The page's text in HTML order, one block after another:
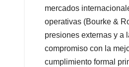
mercados
operativas (Bourke &
presiones externas y a
compromiso con la
cumplimiento formal